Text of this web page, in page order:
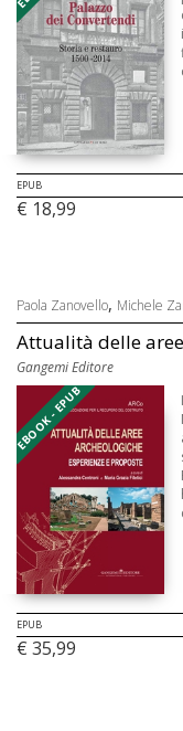
EPUB
€ 18,99
Paola Zanovello, Michele
Attualità delle
Gangemi Editore
EBOOK - EPUB
EPUB
€ 35,99